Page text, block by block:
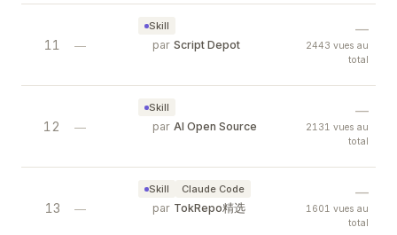
11 —
Skill
whisper.cpp — Local Speech-to-Text
High-performance port of OpenAI Whisper in
par Script Depot
—
2443 vues au
total
12 —
Skill
OpenMontage — AI Video Production
First open-source agentic video production
par AI Open Source
—
2131 vues au
total
13 —
Skill Claude Code
Tabby — Self-Hosted AI Coding
Self-hosted AI code completion and chat
par TokRepo精选
—
1601 vues au
total